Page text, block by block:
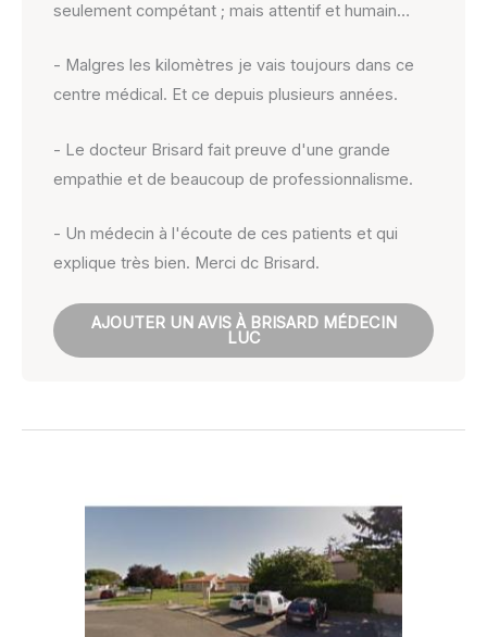
seulement compétant ; mais attentif et humain…
- Malgres les kilomètres je vais toujours dans ce
centre médical. Et ce depuis plusieurs années.
- Le docteur Brisard fait preuve d'une grande
empathie et de beaucoup de professionnalisme.
- Un médecin à l'écoute de ces patients et qui
explique très bien. Merci dc Brisard.
AJOUTER UN AVIS À BRISARD MÉDECIN
LUC